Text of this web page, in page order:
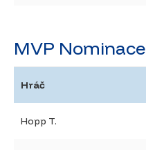
MVP Nominace
Hráč
Hopp T.